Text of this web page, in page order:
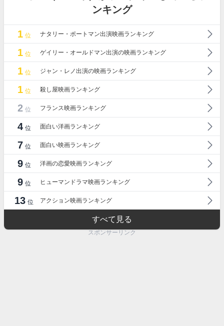
ンキング
1 位 ナタリー・ポートマン出演映画ランキング
1 位 ゲイリー・オールドマン出演の映画ランキング
1 位 ジャン・レノ出演の映画ランキング
1 位 殺し屋映画ランキング
2 位 フランス映画ランキング
4 位 面白い洋画ランキング
7 位 面白い映画ランキング
9 位 洋画の恋愛映画ランキング
9 位 ヒューマンドラマ映画ランキング
13 位 アクション映画ランキング
すべて見る
スポンサーリンク